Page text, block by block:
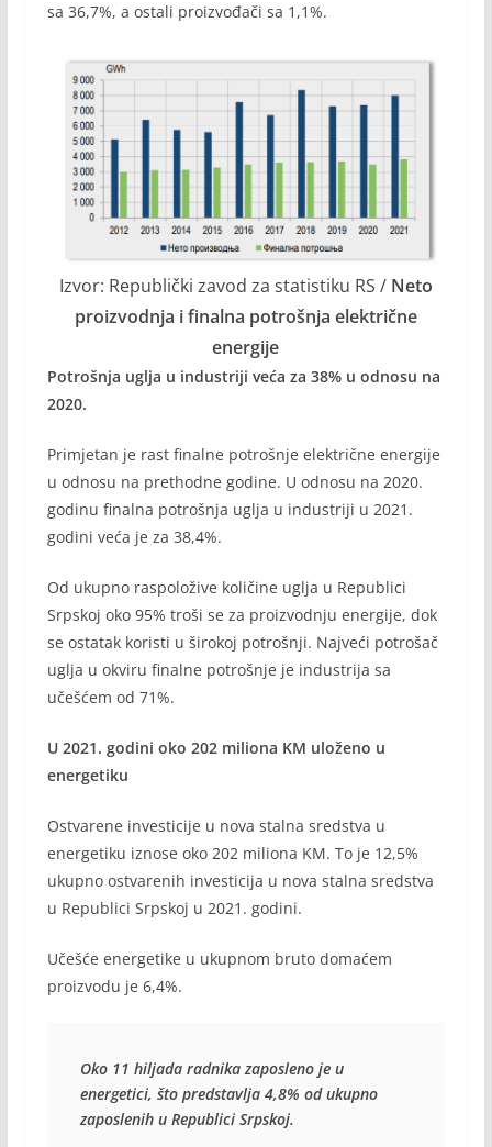
sa 36,7%, a ostali proizvođači sa 1,1%.
Izvor: Republički zavod za statistiku RS / Neto
proizvodnja i finalna potrošnja električne
energije
Potrošnja uglja u industriji veća za 38% u odnosu na
2020.
Primjetan je rast finalne potrošnje električne energije
u odnosu na prethodne godine. U odnosu na 2020.
godinu finalna potrošnja uglja u industriji u 2021.
godini veća je za 38,4%.
Od ukupno raspoložive količine uglja u Republici
Srpskoj oko 95% troši se za proizvodnju energije, dok
se ostatak koristi u širokoj potrošnji. Najveći potrošač
uglja u okviru finalne potrošnje je industrija sa
učešćem od 71%.
U 2021. godini oko 202 miliona KM uloženo u
energetiku
Ostvarene investicije u nova stalna sredstva u
energetiku iznose oko 202 miliona KM. To je 12,5%
ukupno ostvarenih investicija u nova stalna sredstva
u Republici Srpskoj u 2021. godini.
Učešće energetike u ukupnom bruto domaćem
proizvodu je 6,4%.
Oko 11 hiljada radnika zaposleno je u
energetici, što predstavlja 4,8% od ukupno
zaposlenih u Republici Srpskoj.